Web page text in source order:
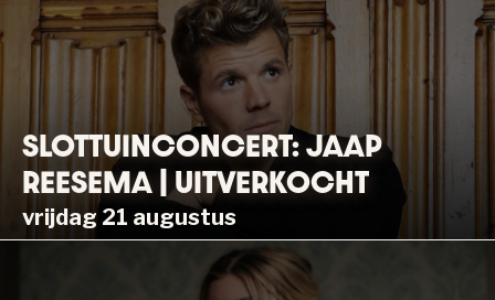
SLOTTUINCONCERT: JAAP
REESEMA | UITVERKOCHT
vrijdag 21 augustus